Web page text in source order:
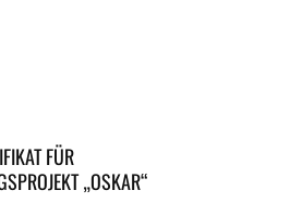
FÜR
„OSKAR“